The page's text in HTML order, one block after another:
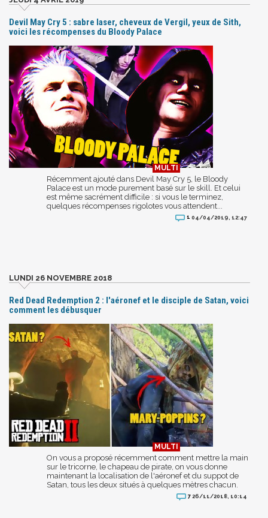
Devil May Cry 5 : sabre laser, cheveux de Vergil, yeux de Sith,
voici les récompenses du Bloody Palace
Récemment ajouté dans Devil May Cry 5, le Bloody
Palace est un mode purement basé sur le skill. Et celui
est même sacrément difficile : si vous le terminez,
quelques récompenses rigolotes vous attendent...
1 04/04/2019, 12:47
LUNDI 26 NOVEMBRE 2018
Red Dead Redemption 2 : l'aéronef et le disciple de Satan, voici
comment les débusquer
On vous a proposé récemment comment mettre la main
sur le tricorne, le chapeau de pirate, on vous donne
maintenant la localisation de l'aéronef et du suppot de
Satan, tous les deux situés à quelques mètres chacun.
7 26/11/2018, 10:14